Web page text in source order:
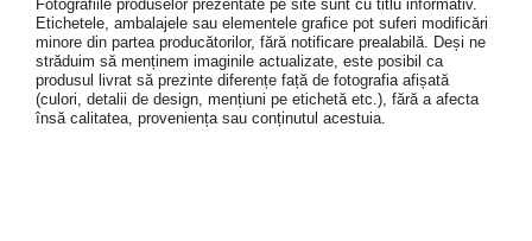
Fotografiile produselor prezentate pe site sunt cu titlu informativ.
Etichetele, ambalajele sau elementele grafice pot suferi modificări
minore din partea producătorilor, fără notificare prealabilă. Deși ne
străduim să menținem imaginile actualizate, este posibil ca
produsul livrat să prezinte diferențe față de fotografia afișată
(culori, detalii de design, mențiuni pe etichetă etc.), fără a afecta
însă calitatea, proveniența sau conținutul acestuia.